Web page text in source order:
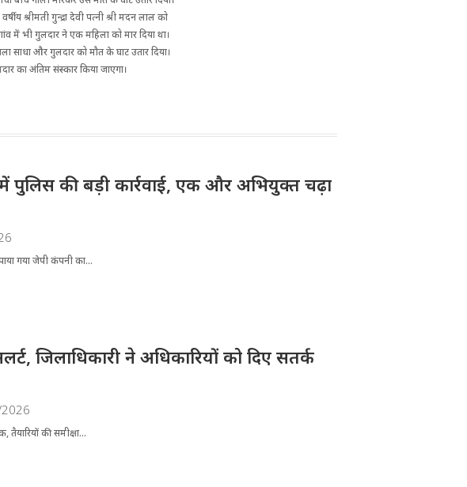
श्रीमती गुन्द्रा देवी पत्नी श्री मदन लाल को
में भी गुलदार ने एक महिला को मार दिया था।
साधा और गुलदार को मौत के घाट उतार दिया।
का अंतिम संस्कार किया जाएगा।
में पुलिस की बड़ी कार्रवाई, एक और अभियुक्त चढ़ा
गया जेपी कंपनी का...
जिलाधिकारी ने अधिकारियों को दिए सतर्क
तैयारियों की समीक्षा...